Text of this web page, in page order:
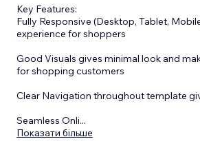
Key Features:
Fully Responsive (Desktop, Tablet,
experience for shoppers
Good Visuals gives minimal look and
for shopping customers
Clear Navigation throughout template
Seamless Onli...
Показати більше